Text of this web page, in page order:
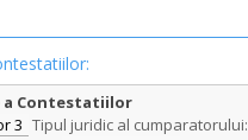
a Contestatiilor
3 Tipul juridic al cumparatorului: